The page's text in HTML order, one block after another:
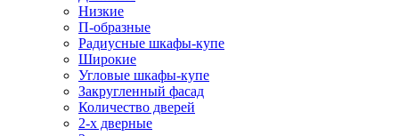
Низкие
П-образные
Радиусные шкафы-купе
Широкие
Угловые шкафы-купе
Закругленный фасад
Количество дверей
2-х дверные